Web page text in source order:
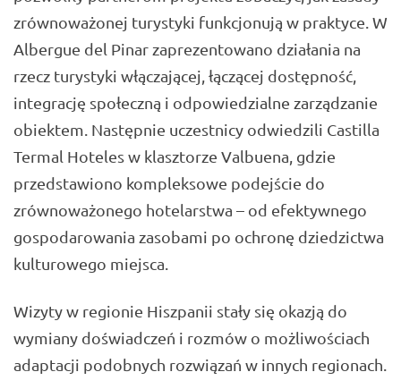
zrównoważonej turystyki funkcjonują w praktyce. W
Albergue del Pinar zaprezentowano działania na
rzecz turystyki włączającej, łączącej dostępność,
integrację społeczną i odpowiedzialne zarządzanie
obiektem. Następnie uczestnicy odwiedzili Castilla
Termal Hoteles w klasztorze Valbuena, gdzie
przedstawiono kompleksowe podejście do
zrównoważonego hotelarstwa – od efektywnego
gospodarowania zasobami po ochronę dziedzictwa
kulturowego miejsca.
Wizyty w regionie Hiszpanii stały się okazją do
wymiany doświadczeń i rozmów o możliwościach
adaptacji podobnych rozwiązań w innych regionach.